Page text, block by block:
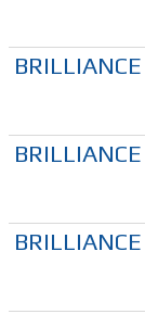
BRILLIANCE
BRILLIANCE
BRILLIANCE